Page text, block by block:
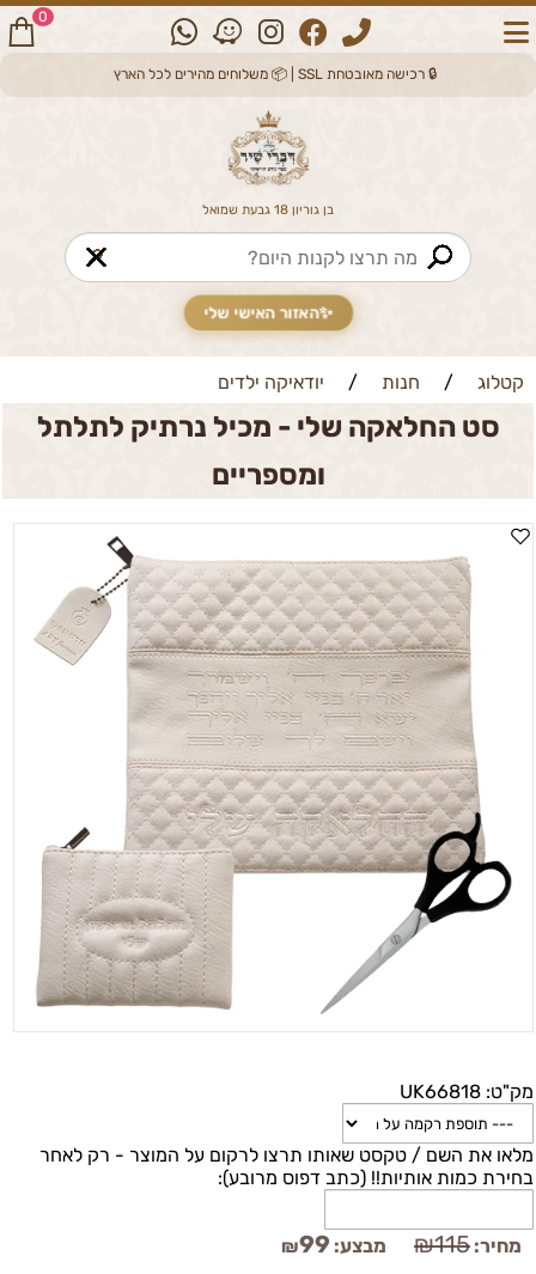
🔒 רכישה מאובטחת SSL | 📦 משלוחים מהירים לכל הארץ
בן גוריון 18 גבעת שמואל
🔎
✨האזור האישי שלי
0
קטלוג / חנות / יודאיקה ילדים
סט החלאקה שלי - מכיל נרתיק לתלתל
ומספריים
מק"ט: UK66818
מלאו את השם / טקסט שאותו תרצו לרקום על המוצר - רק לאחר
בחירת כמות אותיות!! (כתב דפוס מרובע):
מחיר: ₪115 מבצע: ₪99